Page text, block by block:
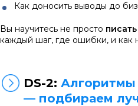
Как доносить выводы до
Вы научитесь не просто
каждый шаг, где ошибки, и как
DS-2: Алгоритмы
— подбираем